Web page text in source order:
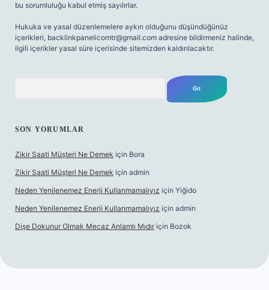
bu sorumluluğu kabul etmiş sayılırlar.
Hukuka ve yasal düzenlemelere aykırı olduğunu düşündüğünüz
içerikleri, backlinkpanelicomtr@gmail.com adresine bildirmeniz halinde,
ilgili içerikler yasal süre içerisinde sitemizden kaldırılacaktır.
SON YORUMLAR
Zikir Saati Müşteri Ne Demek için Bora
Zikir Saati Müşteri Ne Demek için admin
Neden Yenilenemez Enerji Kullanmamalıyız için Yiğido
Neden Yenilenemez Enerji Kullanmamalıyız için admin
Dişe Dokunur Olmak Mecaz Anlamlı Mıdır için Bozok